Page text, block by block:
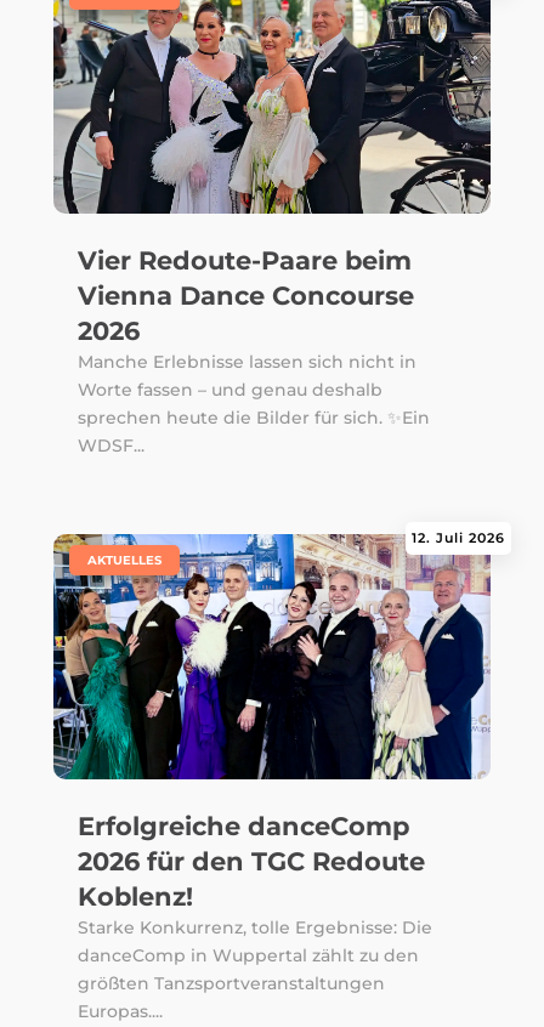
Vier Redoute-Paare beim
Vienna Dance Concourse
2026
Manche Erlebnisse lassen sich nicht in
Worte fassen – und genau deshalb
sprechen heute die Bilder für sich. ✨Ein
WDSF...
Erfolgreiche danceComp
2026 für den TGC Redoute
Koblenz!
12. Juli 2026
AKTUELLES
Starke Konkurrenz, tolle Ergebnisse: Die
danceComp in Wuppertal zählt zu den
größten Tanzsportveranstaltungen
Europas....